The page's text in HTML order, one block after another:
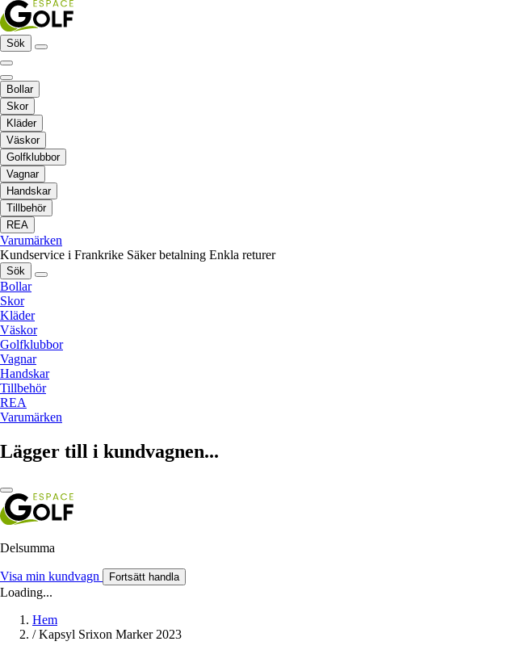
Sök
Bollar
Skor
Kläder
Väskor
Golfklubbor
Vagnar
Handskar
Tillbehör
REA
Varumärken
Kundservice i Frankrike Säker betalning Enkla returer
Sök
Bollar
Skor
Kläder
Väskor
Golfklubbor
Vagnar
Handskar
Tillbehör
REA
Varumärken
Lägger till i kundvagnen...
Delsumma
Visa min kundvagn Fortsätt handla
Loading...
Hem
/ Kapsyl Srixon Marker 2023